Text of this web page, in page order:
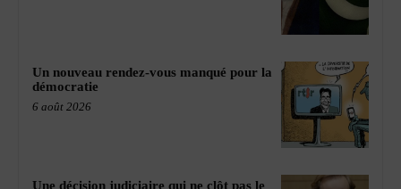
Un nouveau rendez-vous manqué pour la
démocratie
6 août 2026
Une décision judiciaire qui ne clôt pas le